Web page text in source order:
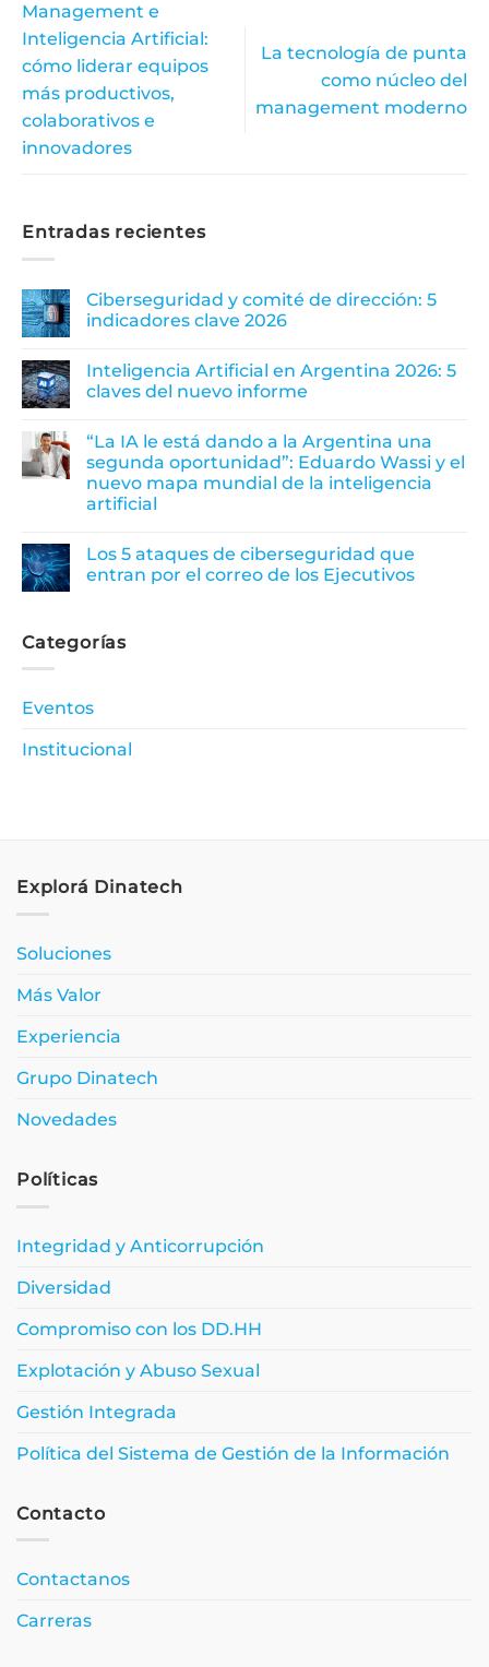
Management e
Inteligencia Artificial:
cómo liderar equipos
más productivos,
colaborativos e
innovadores
La tecnología de punta
como núcleo del
management moderno
Entradas recientes
Ciberseguridad y comité de dirección: 5
indicadores clave 2026
Inteligencia Artificial en Argentina 2026: 5
claves del nuevo informe
“La IA le está dando a la Argentina una
segunda oportunidad”: Eduardo Wassi y el
nuevo mapa mundial de la inteligencia
artificial
Los 5 ataques de ciberseguridad que
entran por el correo de los Ejecutivos
Categorías
Eventos
Institucional
Explorá Dinatech
Soluciones
Más Valor
Experiencia
Grupo Dinatech
Novedades
Políticas
Integridad y Anticorrupción
Diversidad
Compromiso con los DD.HH
Explotación y Abuso Sexual
Gestión Integrada
Política del Sistema de Gestión de la Información
Contacto
Contactanos
Carreras